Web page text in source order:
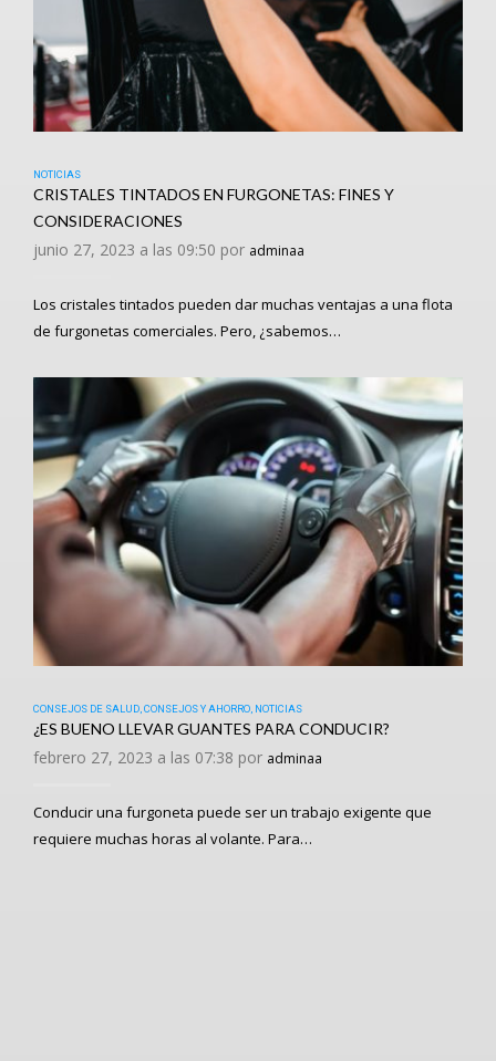
NOTICIAS
CRISTALES TINTADOS EN FURGONETAS: FINES Y
CONSIDERACIONES
junio 27, 2023 a las 09:50 por adminaa
Los cristales tintados pueden dar muchas ventajas a una flota
de furgonetas comerciales. Pero, ¿sabemos…
CONSEJOS DE SALUD,CONSEJOS Y AHORRO, NOTICIAS
¿ES BUENO LLEVAR GUANTES PARA CONDUCIR?
febrero 27, 2023 a las 07:38 por adminaa
Conducir una furgoneta puede ser un trabajo exigente que
requiere muchas horas al volante. Para…